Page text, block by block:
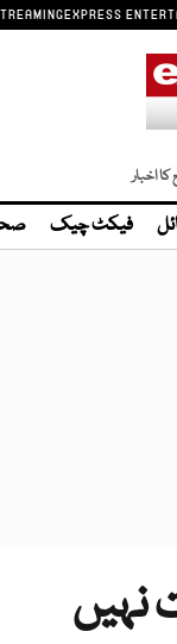
EXPRESS
اخبار
فیکٹ چیک
نہیں